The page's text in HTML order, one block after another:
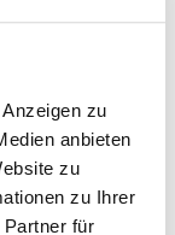
zu
anbieten
zu
zu Ihrer
für
ehemaligen
die Insel und